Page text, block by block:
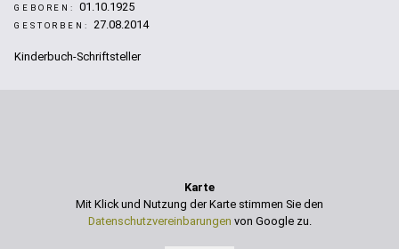
GEBOREN: 01.10.1925
GESTORBEN: 27.08.2014
Kinderbuch-Schriftsteller
Karte
Mit Klick und Nutzung der Karte stimmen Sie den
Datenschutzvereinbarungen von Google zu.